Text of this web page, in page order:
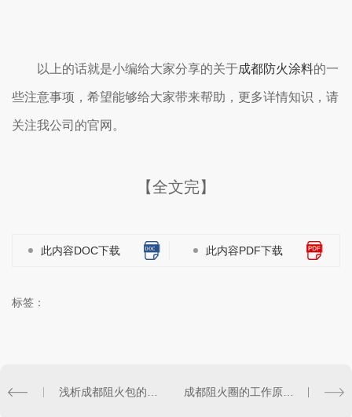
以上的话就是小编给大家分享的关于成都防火涂料的一
些注意事项，希望能够给大家带来帮助，更多详情知识，请
关注我公司的官网。
【全文完】
此内容DOC下载 此内容PDF下载
标签：